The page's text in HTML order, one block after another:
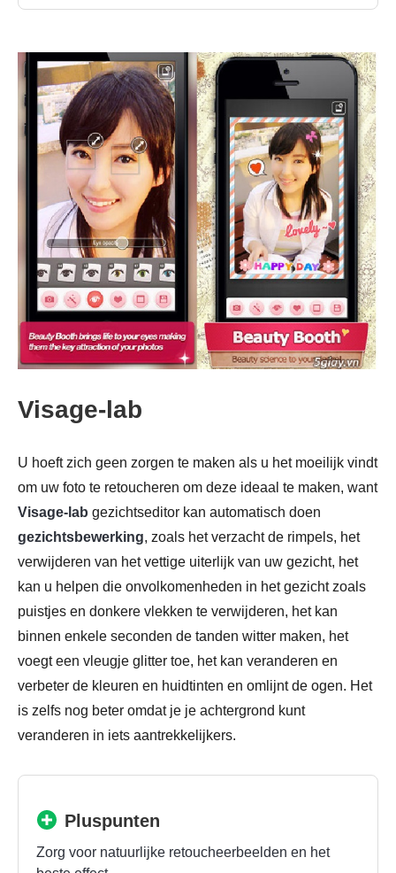
Visage-lab
U hoeft zich geen zorgen te maken als u het moeilijk vindt
om uw foto te retoucheren om deze ideaal te maken, want
Visage-lab gezichtseditor kan automatisch doen
gezichtsbewerking, zoals het verzacht de rimpels, het
verwijderen van het vettige uiterlijk van uw gezicht, het
kan u helpen die onvolkomenheden in het gezicht zoals
puistjes en donkere vlekken te verwijderen, het kan
binnen enkele seconden de tanden witter maken, het
voegt een vleugje glitter toe, het kan veranderen en
verbeter de kleuren en huidtinten en omlijnt de ogen. Het
is zelfs nog beter omdat je je achtergrond kunt
veranderen in iets aantrekkelijkers.
Pluspunten
Zorg voor natuurlijke retoucheerbeelden en het